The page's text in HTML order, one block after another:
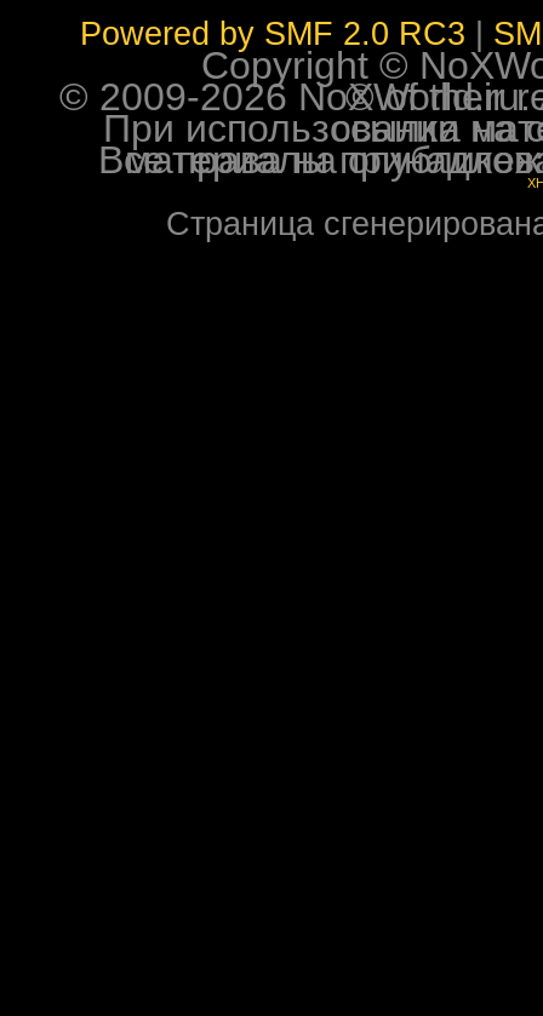
Powered by SMF 2.0 RC3
Copyright ©
© 2009-2026 NoXWorld.ru. All
При использовании
Все права на опубликованные на форуме
Страница